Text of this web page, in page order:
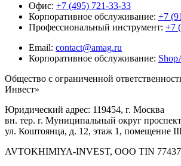
Офис: +7 (495) 721-33-33
Корпоративное обслуживание: +7
Профессиональный инструмент: +7
Email: contact@amag.ru
Корпоративное обслуживание:
Общество с ограниченной
Инвест»
Юридический адрес: 119454, г. Москва
вн. тер. г. Муниципальный округ
ул. Коштоянца, д. 12, этаж 1, помещение
AVTOKHIMIYA-INVEST, OOO TIN